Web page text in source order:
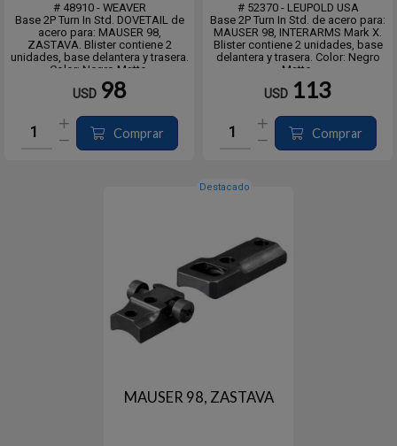
# 48910 - WEAVER
Base 2P Turn In Std. DOVETAIL de
acero para: MAUSER 98,
ZASTAVA. Blister contiene 2
unidades, base delantera y trasera.
Color: Negro Matte.
ATENCIÓN: Las miras
holográficas, de fibra óptica, de
láser, o similares, anillas, bases y
montajes de cualquier t...
USD 98
Comprar
# 52370 - LEUPOLD USA
Base 2P Turn In Std. de acero para:
MAUSER 98, INTERARMS Mark X.
Blister contiene 2 unidades, base
delantera y trasera. Color: Negro
Matte.
ATENCIÓN: Las miras
holográficas, de fibra óptica, de
láser, o similares, anillas, bases y
montajes de cualqu...
USD 113
Comprar
Destacado
MAUSER 98, ZASTAVA